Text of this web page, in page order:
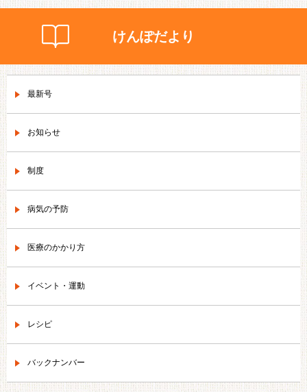
けんぽだより
最新号
お知らせ
制度
病気の予防
医療のかかり方
イベント・運動
レシピ
バックナンバー